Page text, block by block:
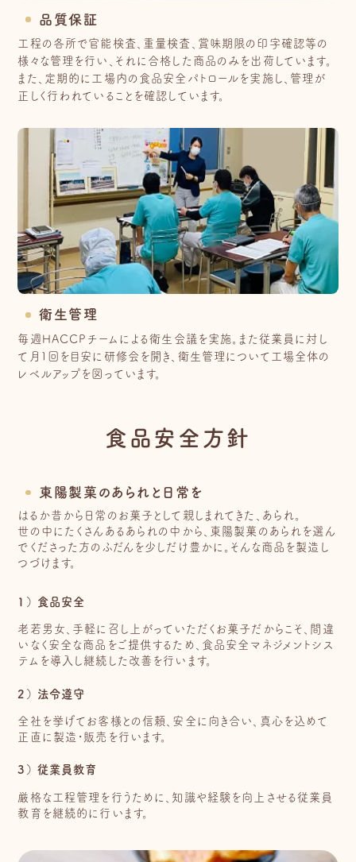
品質保証
工程の各所で官能検査、重量検査、賞味期限の印字確認等の
様々な管理を行い、それに合格した商品のみを出荷しています。
また、定期的に工場内の食品安全パトロールを実施し、管理が
正しく行われていることを確認しています。
衛生管理
毎週HACCPチームによる衛生会議を実施。また従業員に対し
て月1回を目安に研修会を開き、衛生管理について工場全体の
レベルアップを図っています。
食品安全方針
東陽製菓のあられと日常を
はるか昔から日常のお菓子として親しまれてきた、あられ。
世の中にたくさんあるあられの中から、東陽製菓のあられを選ん
でくださった方のふだんを少しだけ豊かに。 そんな商品を製造し
つづけます。
1） 食品安全
老若男女、手軽に召し上がっていただくお菓子だからこそ、間違
いなく安全な商品をご提供するため、食品安全マネジメントシス
テムを導入し継続した改善を行います。
2） 法令遵守
全社を挙げてお客様との信頼、安全に向き合い、真心を込めて
正直に製造・販売を行います。
3） 従業員教育
厳格な工程管理を行うために、知識や経験を向上させる従業員
教育を継続的に行います。